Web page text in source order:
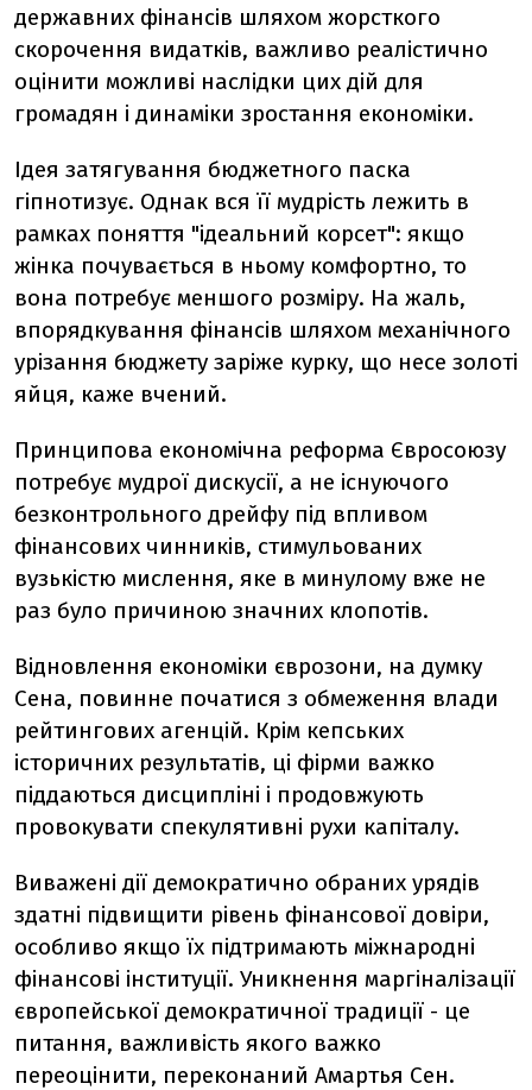
державних фінансів шляхом жорсткого
скорочення видатків, важливо реалістично
оцінити можливі наслідки цих дій для
громадян і динаміки зростання економіки.
Ідея затягування бюджетного паска
гіпнотизує. Однак вся її мудрість лежить в
рамках поняття "ідеальний корсет": якщо
жінка почувається в ньому комфортно, то
вона потребує меншого розміру. На жаль,
впорядкування фінансів шляхом механічного
урізання бюджету заріже курку, що несе золоті
яйця, каже вчений.
Принципова економічна реформа Євросоюзу
потребує мудрої дискусії, а не існуючого
безконтрольного дрейфу під впливом
фінансових чинників, стимульованих
вузькістю мислення, яке в минулому вже не
раз було причиною значних клопотів.
Відновлення економіки єврозони, на думку
Сена, повинне початися з обмеження влади
рейтингових агенцій. Крім кепських
історичних результатів, ці фірми важко
піддаються дисципліні і продовжують
провокувати спекулятивні рухи капіталу.
Виважені дії демократично обраних урядів
здатні підвищити рівень фінансової довіри,
особливо якщо їх підтримають міжнародні
фінансові інституції. Уникнення маргіналізації
європейської демократичної традиції - це
питання, важливість якого важко
переоцінити, переконаний Амартья Сен.